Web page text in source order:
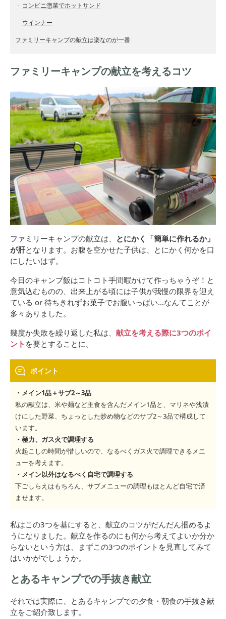
コンビニ惣菜でホットサンド
ウインナー
ファミリーキャンプの献立は楽なのが一番
ファミリーキャンプの献立を考えるコツ
ファミリーキャンプの献立は、 とにかく「簡単に作れるか」
が肝となります。お腹を空かせた子供は、とにかく何かを口
にしたいはず。
今日のキャンプ飯はコトコト手間暇かけて作っちゃうぞ！と
意気込むものの、出来上がる頃には子供が我慢の限界を迎え
ている or 待ちきれずお菓子でお腹いっぱい…なんてことが
多々ありました。
幾度か失敗を繰り返した私は、 献立を考える際に3つのポイ
ント を要とすることに。
ポイント
・ メイン1品＋サブ2～3品
私の献立は、米や麺など主食を含んだメイン1品と、マリネや浅漬
けにした野菜、ちょっとした炒め物などのサブ2～3品で構成して
います。
・極力、ガス火で調理する
火起こしの時間が惜しいので、なるべくガス火で調理できるメニ
ューを考えます。
・メイン以外はなるべく自宅で調理する
下ごしらえはもちろん、サブメニューの調理もほとんど自宅で済
ませます。
私はこの3つを基にすると、献立のコツがだんだん掴めるよ
うになりました。献立を作るのにも何から考えてよいか分か
らないという方は、まずこの3つのポイントを見直してみて
はいかがでしょうか。
とあるキャンプでの手抜き献立
それでは実際に、とあるキャンプでの夕食・朝食の手抜き献
立をご紹介致します。